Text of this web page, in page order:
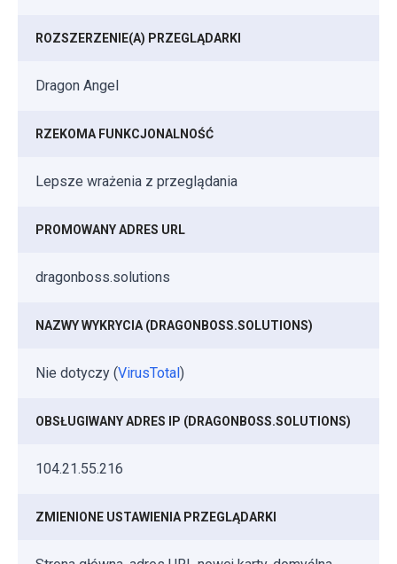
ROZSZERZENIE(A) PRZEGLĄDARKI
Dragon Angel
RZEKOMA FUNKCJONALNOŚĆ
Lepsze wrażenia z przeglądania
PROMOWANY ADRES URL
dragonboss.solutions
NAZWY WYKRYCIA (DRAGONBOSS.SOLUTIONS)
Nie dotyczy (VirusTotal )
OBSŁUGIWANY ADRES IP (DRAGONBOSS.SOLUTIONS)
104.21.55.216
ZMIENIONE USTAWIENIA PRZEGLĄDARKI